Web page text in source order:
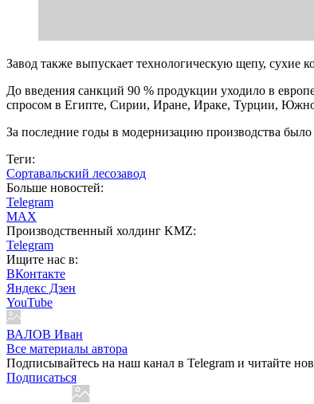
Завод также выпускает технологическую щепу, сухие
До введения санкций 90 % продукции уходило в
спросом в Египте, Сирии, Иране, Ираке, Турции,
За последние годы в модернизацию производства
Теги:
Сортавальский лесозавод
Больше новостей:
Telegram
MAX
Производственный холдинг KMZ:
Telegram
Ищите нас в:
ВКонтакте
Яндекс Дзен
YouTube
ВАЛОВ Иван
Все материалы автора
Подписывайтесь на наш канал в Telegram и читайте
Подписаться